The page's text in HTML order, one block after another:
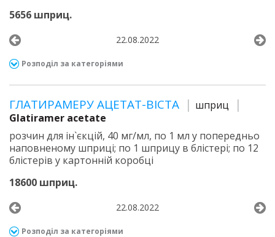
5656 шприц.
22.08.2022
Розподіл за категоріями
ГЛАТИРАМЕРУ АЦЕТАТ-ВІСТА
шприц
Glatiramer acetate
розчин для ін`єкцій, 40 мг/мл, по 1 мл у попередньо
наповненому шприці; по 1 шприцу в блістері; по 12
блістерів у картонній коробці
18600 шприц.
22.08.2022
Розподіл за категоріями